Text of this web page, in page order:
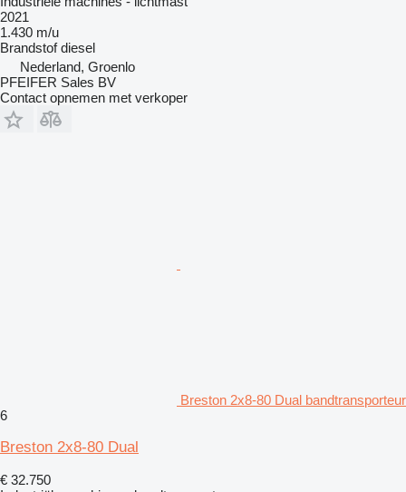
2021
1.430 m/u
Brandstof diesel
Nederland, Groenlo
PFEIFER Sales BV
Contact opnemen met verkoper
Breston 2x8-80 Dual bandtransporteur
6
Breston 2x8-80 Dual
€ 32.750